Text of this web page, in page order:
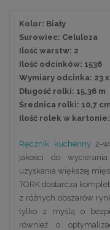
Kolor: Biały
Surowiec: Celuloza
Ilość warstw: 2
Ilość odcinków: 1536
Wymiary odcinka: 23
Długość rolki: 15,36 m
Średnica rolki: 10,7 cm
Ilość rolek w
Ręcznik kuchenny2-
jakości do
uzyskania większej
TORK dostarcza
z różnych obszarów
tylko z myślą o
również o